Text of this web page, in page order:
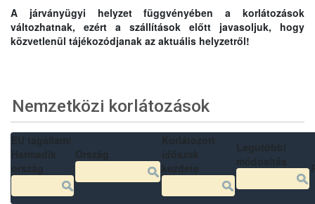
A járványügyi helyzet függvényében a korlátozások
változhatnak, ezért a szállítások előtt javasoljuk, hogy
közvetlenül tájékozódjanak az aktuális helyzetről!
Nemzetközi korlátozások